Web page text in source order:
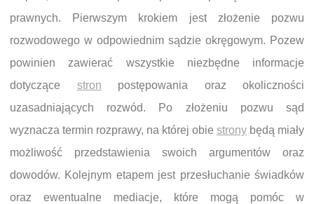
prawnych. Pierwszym krokiem jest złożenie pozwu
rozwodowego w odpowiednim sądzie okręgowym. Pozew
powinien zawierać wszystkie niezbędne informacje
dotyczące stron postępowania oraz okoliczności
uzasadniających rozwód. Po złożeniu pozwu sąd
wyznacza termin rozprawy, na której obie strony będą miały
możliwość przedstawienia swoich argumentów oraz
dowodów. Kolejnym etapem jest przesłuchanie świadków
oraz ewentualne mediacje, które mogą pomóc w